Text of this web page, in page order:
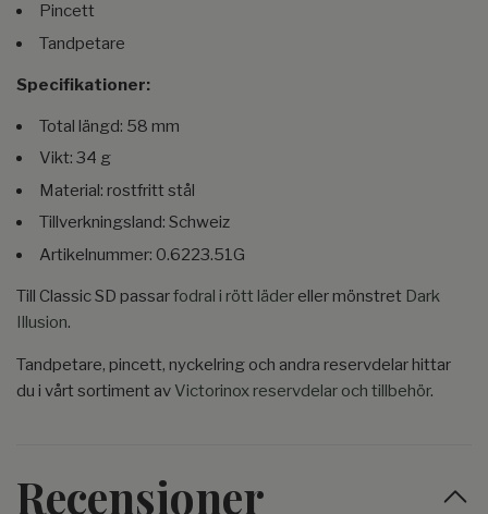
Pincett
Tandpetare
Specifikationer:
Total längd: 58 mm
Vikt: 34 g
Material: rostfritt stål
Tillverkningsland: Schweiz
Artikelnummer: 0.6223.51G
Till Classic SD passarfodral i rött läder eller mönstret Dark
Illusion.
Tandpetare, pincett, nyckelring och andra reservdelar hittar
du i vårt sortiment av Victorinox reservdelar och tillbehör.
Recensioner